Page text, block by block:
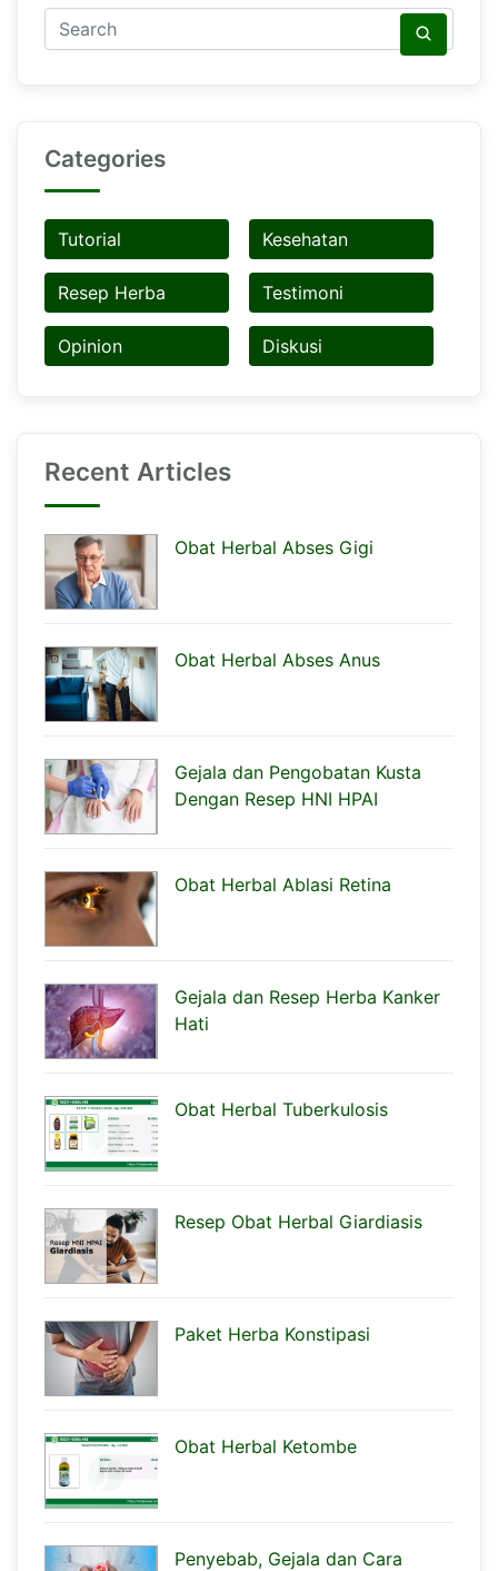
Categories
Tutorial Kesehatan
Resep Herba Testimoni
Opinion Diskusi
Recent Articles
Obat Herbal Abses Gigi
Obat Herbal Abses Anus
Gejala dan Pengobatan Kusta
Dengan Resep HNI HPAI
Obat Herbal Ablasi Retina
Gejala dan Resep Herba Kanker
Hati
Obat Herbal Tuberkulosis
Resep Obat Herbal Giardiasis
Paket Herba Konstipasi
Obat Herbal Ketombe
Penyebab, Gejala dan Cara